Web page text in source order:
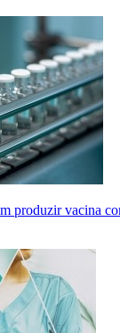
produzir vacina